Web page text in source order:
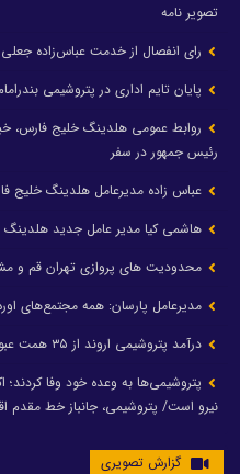
تصویر نامه
رای انفصال از خدمت عباس‌زاده
پایان تایم اداری در پتروشیمی بندرامام ساعت
روابط عمومی هلدینگ خلیج فارس،
رئیس جمهور در سفر
عباس زاده مدیرعامل هلدینگ خلیج
هاشمی کیا مدیر عامل جدید
محدودیت های پروازی تهران قم و
مدیرعامل پارسان: همه مجتمع‌های
درآمد پتروشیمی اروند از ۳۵ همت عبور کرد
پتروشیمی‌ها به وعده خود وفا
نیرو است/ پتروشیمی، جانباز خط مقدم
گزارش تصویری